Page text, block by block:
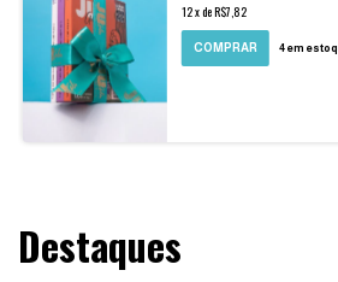
12xdeR$7,82
4em
Destaques